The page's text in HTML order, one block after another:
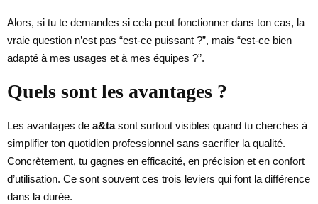
Alors, si tu te demandes si cela peut fonctionner dans ton cas, la
vraie question n’est pas “est-ce puissant ?”, mais “est-ce bien
adapté à mes usages et à mes équipes ?”.
Quels sont les avantages ?
Les avantages de a&tasont surtout visibles quand tu cherches à
simplifier ton quotidien professionnel sans sacrifier la qualité.
Concrètement, tu gagnes en efficacité, en précision et en confort
d’utilisation. Ce sont souvent ces trois leviers qui font la différence
dans la durée.